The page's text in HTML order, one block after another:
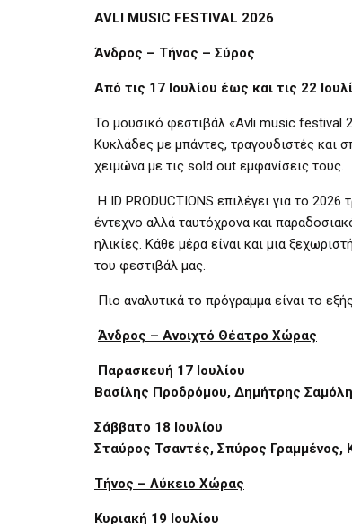
AVLI MUSIC FESTIVAL 2026
Άνδρος – Τήνος – Σύρος
Από τις 17 Ιουλίου έως και τις 22
Το μουσικό φεστιβάλ «Avli music festival
Κυκλάδες με μπάντες, τραγουδιστές και
χειμώνα με τις sold out εμφανίσεις τους.
Η ID PRODUCTIONS επιλέγει για το 2026
έντεχνο αλλά ταυτόχρονα και
ηλικίες. Κάθε μέρα είναι και μια
του φεστιβάλ μας.
Πιο αναλυτικά το πρόγραμμα είναι το
Άνδρος – Ανοιχτό Θέατρο Χώρας
Παρασκευή 17 Ιουλίου
Βασίλης Προδρόμου, Δημήτρης
Σάββατο 18 Ιουλίου
Σταύρος Τσαντές, Σπύρος Γραμμένος,
Τήνος – Λύκειο Χώρας
Κυριακή 19 Ιουλίου